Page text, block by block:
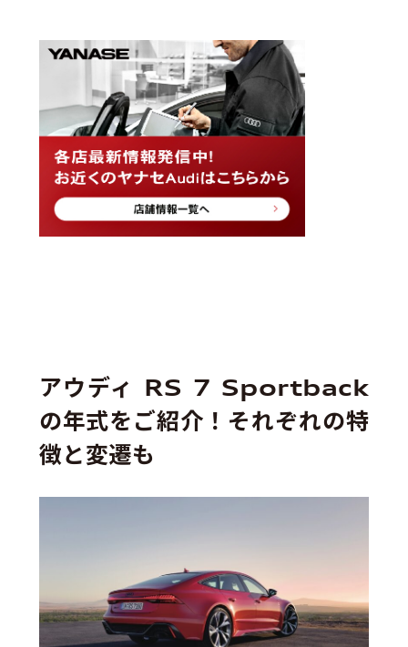
アウディ RS 7 Sportback
の年式をご紹介！それぞれの特
徴と変遷も